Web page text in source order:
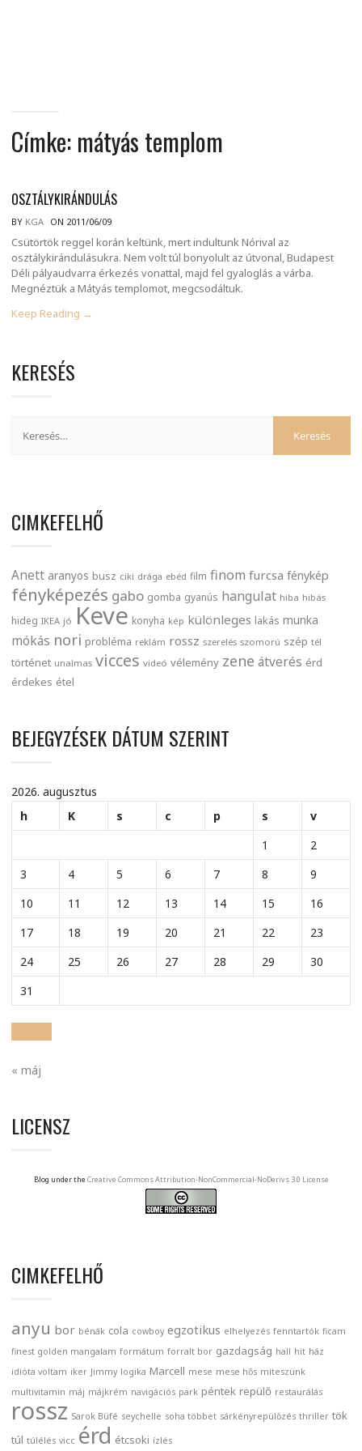
Címke: mátyás templom
OSZTÁLYKIRÁNDULÁS
BY KGA ON 2011/06/09
Csütörtök reggel korán keltünk, mert indultunk Nórival az
osztálykirándulásukra. Nem volt túl bonyolult az útvonal, Budapest
Déli pályaudvarra érkezés vonattal, majd fel gyaloglás a várba.
Megnéztük a Mátyás templomot, megcsodáltuk.
Keep Reading →
KERESÉS
CIMKEFELHŐ
Anett aranyos busz ciki drága ebéd film finom furcsa fénykép
fényképezés gabo gomba gyanús hangulat hiba hibás
hideg IKEA jó Keve konyha kép különleges lakás munka
mókás nori probléma reklám rossz szerelés szomorú szép tél
történet unalmas vicces videó vélemény zene átverés érd
érdekes étel
BEJEGYZÉSEK DÁTUM SZERINT
2026. augusztus
h
K s c p s
v
1
2
3
4 5 6 7 8
9
10
11 12 13 14 15
16
17
18 19 20 21 22
23
24
25 26 27 28 29
30
31
« máj
LICENSZ
Blog under the Creative Commons Attribution-NonCommercial-NoDerivs 3.0 License
CIMKEFELHŐ
anyu bor bénák cola cowboy egzotikus elhelyezés fenntartók ficam
finest golden mangalam formátum forralt bor gazdagság hall hit ház
idióta voltam iker Jimmy logika Marcell mese mese hős miteszünk
multivitamin máj májkrém navigációs park péntek repülő restaurálás
rossz Sarok Büfé seychelle soha többet sárkényrepülőzés thriller tök
túl túlélés vicc érd étcsoki ízlés